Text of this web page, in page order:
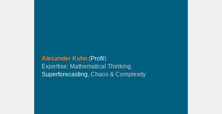
Alexander Kuhn (Profil )
Expertise: Mathematical Thinking,
Superforecasting, Chaos & Complexity